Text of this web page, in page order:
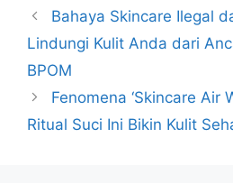
Bahaya Skincare Ilegal
Lindungi Kulit Anda dari
BPOM
Fenomena ‘Skincare Air
Ritual Suci Ini Bikin Kulit